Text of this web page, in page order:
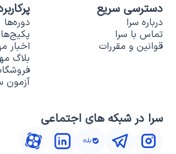
دسترسی سریع
درباره سرا
تماس با سرا
قوانین و مقررات
دوره‌ها
پکیج‌ها
اخبار
بلاگ
آزمون
سرا در شبکه های اجتماعی